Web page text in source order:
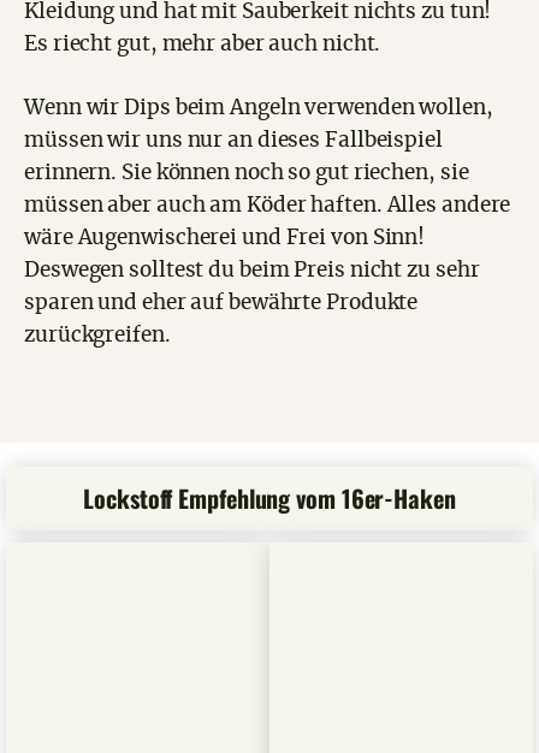
Kleidung und hat mit Sauberkeit nichts zu tun!
Es riecht gut, mehr aber auch nicht.
Wenn wir Dips beim Angeln verwenden wollen,
müssen wir uns nur an dieses Fallbeispiel
erinnern. Sie können noch so gut riechen, sie
müssen aber auch am Köder haften. Alles andere
wäre Augenwischerei und Frei von Sinn!
Deswegen solltest du beim Preis nicht zu sehr
sparen und eher auf bewährte Produkte
zurückgreifen.
Lockstoff Empfehlung vom 16er-Haken